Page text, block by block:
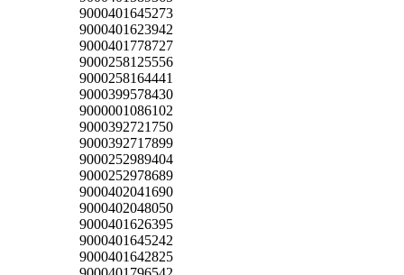
9000401645273
9000401623942
9000401778727
9000258125556
9000258164441
9000399578430
9000001086102
9000392721750
9000392717899
9000252989404
9000252978689
9000402041690
9000402048050
9000401626395
9000401645242
9000401642825